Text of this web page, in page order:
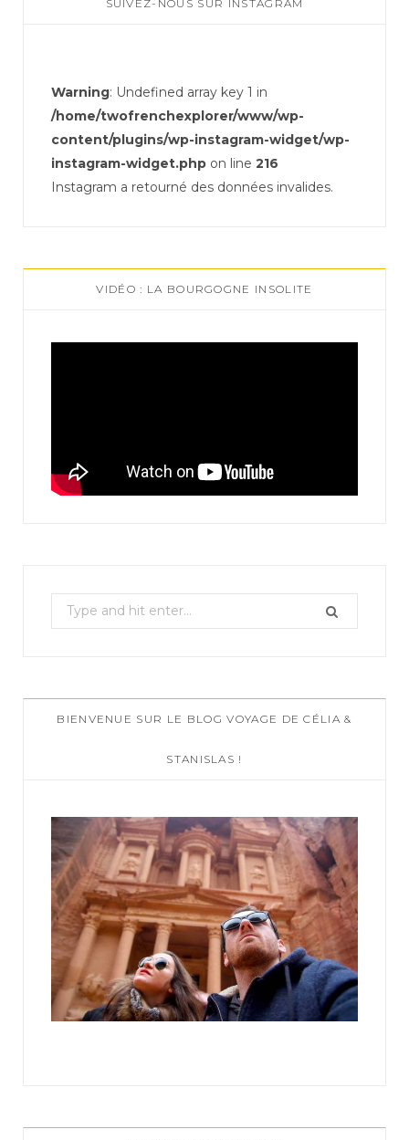
SUIVEZ-NOUS SUR INSTAGRAM
Warning: Undefined array key 1 in
/home/twofrenchexplorer/www/wp-
content/plugins/wp-instagram-widget/wp-
instagram-widget.php on line 216
Instagram a retourné des données invalides.
VIDÉO : LA BOURGOGNE INSOLITE
e
c
h
:
BIENVENUE SUR LE BLOG VOYAGE DE CÉLIA &
STANISLAS !